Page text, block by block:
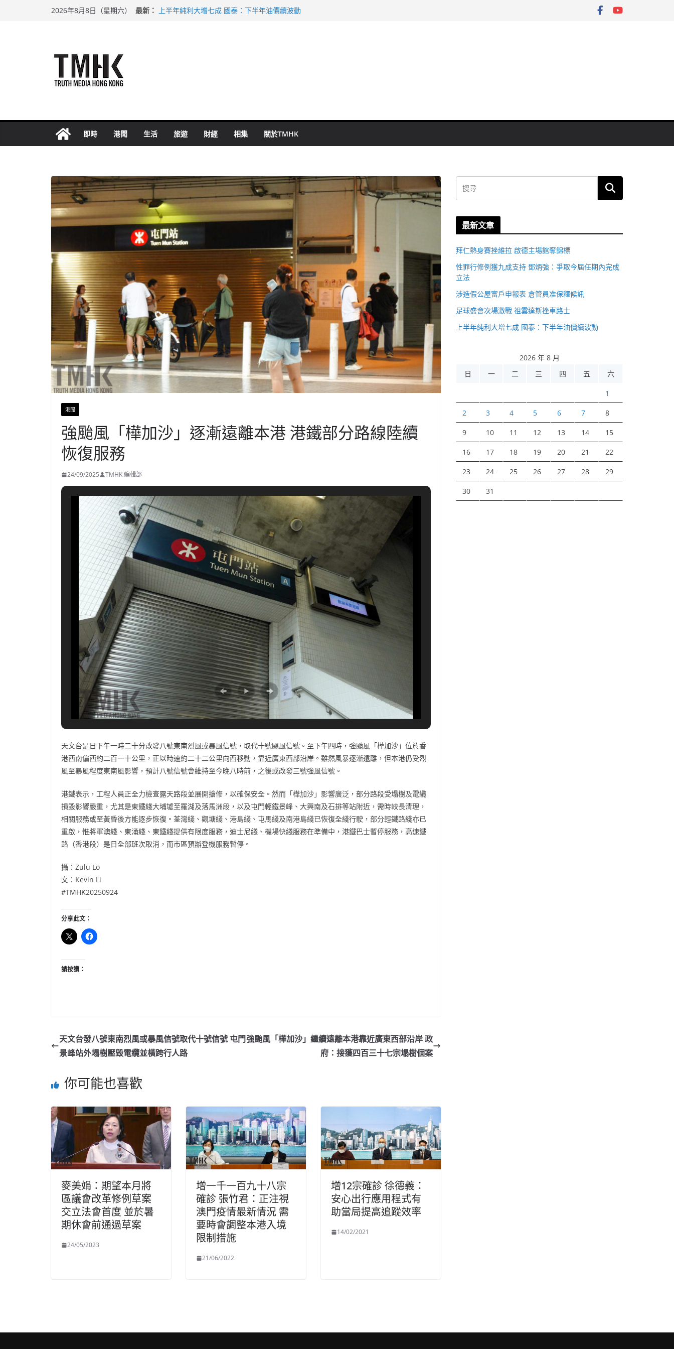
2026年8月8日（星期六） 最新：
上半年純利大增七成 國泰：下半年油價續波動
即時 港聞 生活 旅遊 財經 相集 關於TMHK
港聞
強颱風「樺加沙」逐漸遠離本港 港鐵部分路線陸續
恢復服務
24/09/2025 TMHK 編輯部
天文台是日下午一時二十分改發八號東南烈風或暴風信號，取代十號颶風信號。至下午四時，強颱風「樺加沙」位於香
港西南偏西約二百一十公里，正以時速約二十二公里向西移動，靠近廣東西部沿岸。雖然風暴逐漸遠離，但本港仍受烈
風至暴風程度東南風影響，預計八號信號會維持至今晚八時前，之後或改發三號強風信號。
港鐵表示，工程人員正全力檢查露天路段並展開搶修，以確保安全。然而「樺加沙」影響廣泛，部分路段受塌樹及電纜
損毀影響嚴重，尤其是東鐵綫大埔墟至羅湖及落馬洲段，以及屯門輕鐵景峰、大興南及石排等站附近，需時較長清理，
相關服務或至黃昏後方能逐步恢復。荃灣綫、觀塘綫、港島綫、屯馬綫及南港島綫已恢復全綫行駛，部分輕鐵路綫亦已
重啟，惟將軍澳綫、東涌綫、東鐵綫提供有限度服務，迪士尼綫、機場快綫服務在準備中，港鐵巴士暫停服務，高速鐵
路（香港段）是日全部班次取消，而市區預辦登機服務暫停。
攝：Zulu Lo
文：Kevin Li
#TMHK20250924
分享此文：
請按讚：
天文台發八號東南烈風或暴風信號取代十號信號 屯門
景峰站外塌樹壓毀電纜並橫跨行人路
強颱風「樺加沙」繼續遠離本港靠近廣東西部沿岸 政
府：接獲四百三十七宗塌樹個案
你可能也喜歡
麥美娟：期望本月將
區議會改革修例草案
交立法會首度 並於暑
期休會前通過草案
24/05/2023
增一千一百九十八宗
確診 張竹君：正注視
澳門疫情最新情況 需
要時會調整本港入境
限制措施
21/06/2022
增12宗確診 徐德義：
安心出行應用程式有
助當局提高追蹤效率
14/02/2021
最新文章
拜仁熱身賽挫維拉 啟德主場館奪錦標
性罪行修例獲九成支持 鄧炳強：爭取今屆任期內完成
立法
涉造假公屋富戶申報表 倉管員准保釋候訊
足球盛會次場激戰 祖雲達斯挫車路士
上半年純利大增七成 國泰：下半年油價續波動
2026 年 8 月
日
一 二 三 四 五 六
1
2 3 4 5 6 7 8
9 10 11 12 13 14 15
16 17 18 19 20 21 22
23 24 25 26 27 28 29
30 31